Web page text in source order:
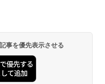
バナジウム含有 水 ミネラル
トボトル 静岡県産 500ミリリ
Basic)
事を優先表示させる